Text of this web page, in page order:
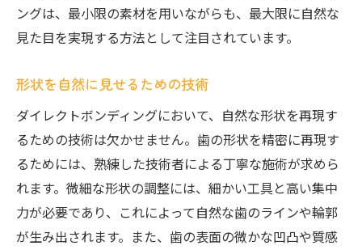
ングは、最小限の素材を用いながらも、最大限に自然な
見た目を実現する方法として注目されています。
形状を自然に見せるための技術
ダイレクトボンディングにおいて、自然な形状を再現す
るための技術は欠かせません。歯の形状を精密に再現す
るためには、熟練した技術者による丁寧な施術が求めら
れます。微細な形状の調整には、細かい工具と高い集中
力が必要であり、これによって自然な歯のラインや輪郭
が生み出されます。また、歯の表面の微かな凹凸や質感